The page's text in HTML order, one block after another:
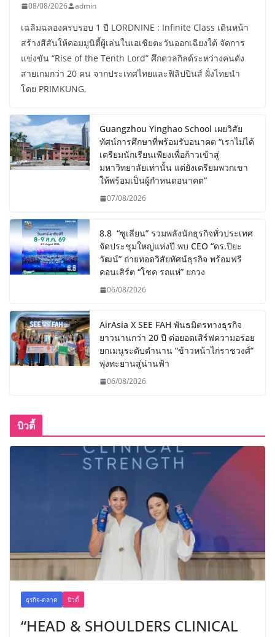
08/08/2026 admin
เฉลิมฉลองครบรอบ 1 ปี LORDNINE : Infinite Class เดินหน้า
สร้างสีสันให้คอมมูนิตี้ผู้เล่นในเอเชียตะวันออกเฉียงใต้ จัดการ
แข่งขัน “Rise of the Tenth Lord” ศึกดวลกิลด์ระหว่างคนดัง
สายเกมกว่า 20 คน จากประเทศไทยและฟิลิปปินส์ ฝั่งไทยนำ
โดย PRIMKUNG,
Guangzhou Yinghao School เผยวิสัย
ทัศน์การศึกษาที่พร้อมรับอนาคต “เราไม่ได้
เตรียมนักเรียนเพียงเพื่อก้าวเข้าสู่
มหาวิทยาลัยเท่านั้น แต่ยังเตรียมพวกเขา
ให้พร้อมเป็นผู้กำหนดอนาคต”
07/08/2026
8.8 “ซูเลียน” รวมพลังนักธุรกิจทั่วประเทศ
จัดประชุมใหญ่แห่งปี พบ CEO “ดร.ปิยะ
วัฒน์” ถ่ายทอดวิสัยทัศน์ธุรกิจ พร้อมฟรี
คอนเสิร์ต “โชค รถแห่” ยกวง
06/08/2026
AirAsia X SEE FAH พันธมิตรทางธุรกิจ
ยาวนานกว่า 20 ปี ต่อยอดเสิร์ฟความอร่อย
ยกเมนูระดับตำนาน “ข้าวหน้าไก่ราชวงศ์”
พุ่งทะยานสู่น่านฟ้า
06/08/2026
บิวตี้
ธุรกิจ-ตลาด บิวตี้
“HEAD & SHOULDERS CLINICAL